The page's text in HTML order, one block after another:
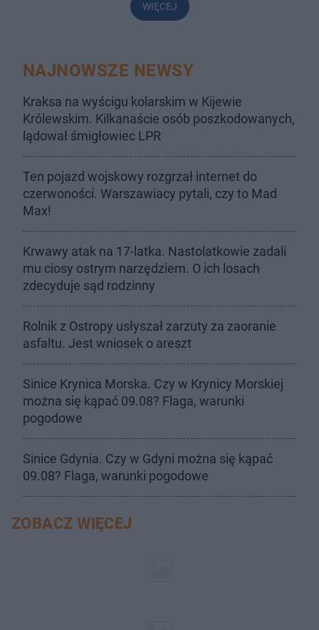
WIĘCEJ
NAJNOWSZE NEWSY
Kraksa na wyścigu kolarskim w Kijewie
Królewskim. Kilkanaście osób poszkodowanych,
lądował śmigłowiec LPR
Ten pojazd wojskowy rozgrzał internet do
czerwoności. Warszawiacy pytali, czy to Mad
Max!
Krwawy atak na 17-latka. Nastolatkowie zadali
mu ciosy ostrym narzędziem. O ich losach
zdecyduje sąd rodzinny
Rolnik z Ostropy usłyszał zarzuty za zaoranie
asfaltu. Jest wniosek o areszt
Sinice Krynica Morska. Czy w Krynicy Morskiej
można się kąpać 09.08? Flaga, warunki
pogodowe
Sinice Gdynia. Czy w Gdyni można się kąpać
09.08? Flaga, warunki pogodowe
ZOBACZ WIĘCEJ